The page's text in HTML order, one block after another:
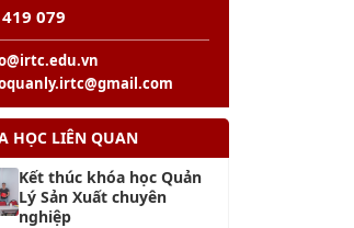
079
HỌC LIÊN QUAN
Kết thúc khóa học Quản
Lý Sản Xuất chuyên
nghiệp